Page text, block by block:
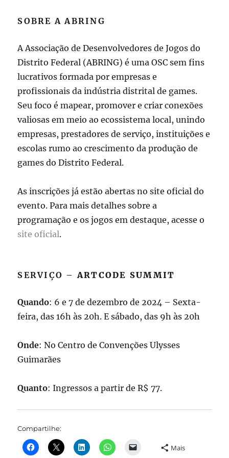
SOBRE A ABRING
A Associação de Desenvolvedores de Jogos do
Distrito Federal (ABRING) é uma OSC sem fins
lucrativos formada por empresas e
profissionais da indústria distrital de games.
Seu foco é mapear, promover e criar conexões
valiosas em meio ao ecossistema local, unindo
empresas, prestadores de serviço, instituições e
escolas rumo ao crescimento da produção de
games do Distrito Federal.
As inscrições já estão abertas no site oficial do
evento. Para mais detalhes sobre a
programação e os jogos em destaque, acesse o
site oficial.
SERVIÇO – ARTCODE SUMMIT
Quando: 6 e 7 de dezembro de 2024 – Sexta-
feira, das 16h às 20h. E sábado, das 9h às 20h
Onde: No Centro de Convenções Ulysses
Guimarães
Quanto: Ingressos a partir de R$ 77.
Compartilhe:
Mais